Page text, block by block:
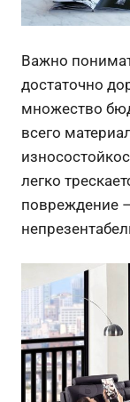
Важно
достаточно
множество
всего
легко
повреждение